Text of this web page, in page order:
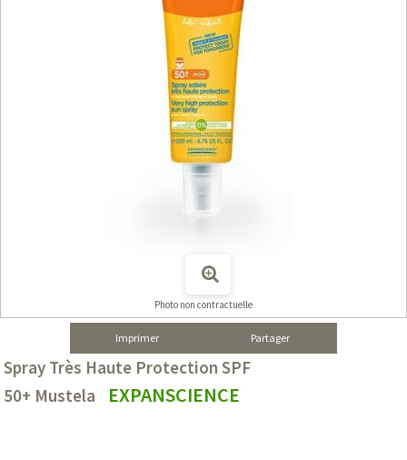
Photo non contractuelle
Imprimer Partager
Spray Très Haute Protection SPF
50+ Mustela
EXPANSCIENCE